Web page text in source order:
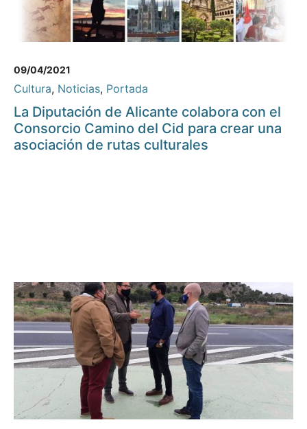
09/04/2021
Cultura, Noticias, Portada
La Diputación de Alicante colabora con el
Consorcio Camino del Cid para crear una
asociación de rutas culturales